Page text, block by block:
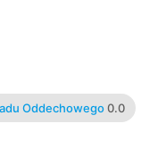
Oddechowego 0.0